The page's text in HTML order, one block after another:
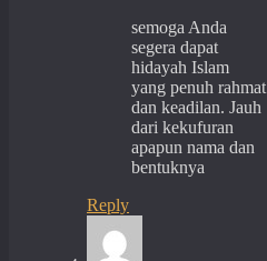
semoga Anda
segera dapat
hidayah Islam
yang penuh rahmat
dan keadilan. Jauh
dari kekufuran
apapun nama dan
bentuknya
Reply